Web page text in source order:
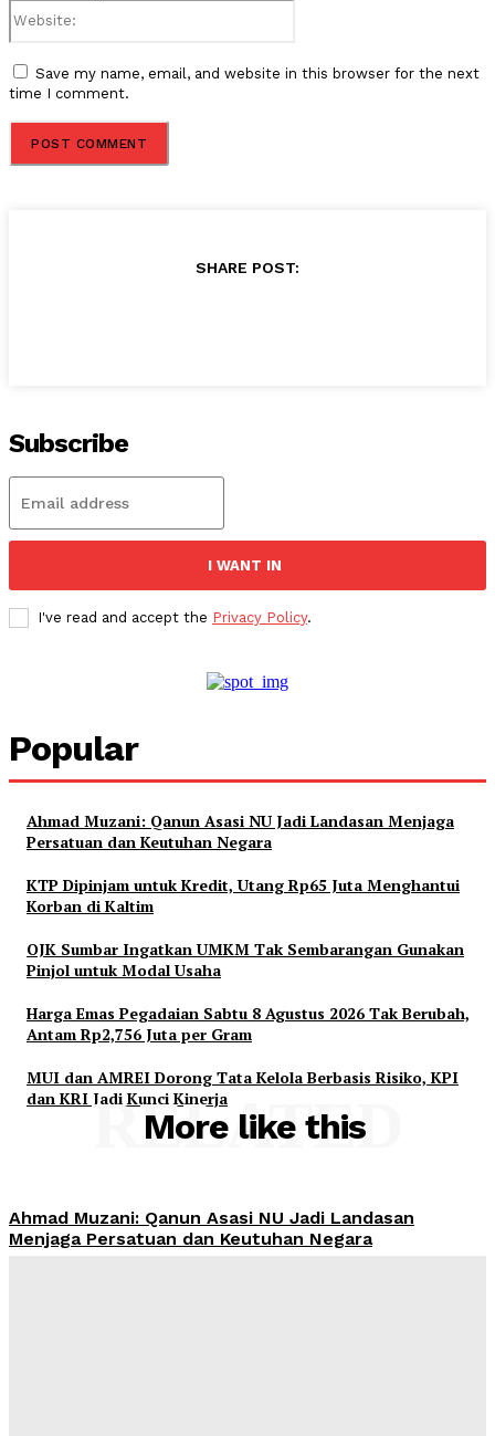
Save my name, email, and website in this browser for the next
time I comment.
SHARE POST:
Subscribe
I WANT IN
I've read and accept the Privacy Policy.
Popular
Ahmad Muzani: Qanun Asasi NU Jadi Landasan Menjaga
Persatuan dan Keutuhan Negara
KTP Dipinjam untuk Kredit, Utang Rp65 Juta Menghantui
Korban di Kaltim
OJK Sumbar Ingatkan UMKM Tak Sembarangan Gunakan
Pinjol untuk Modal Usaha
Harga Emas Pegadaian Sabtu 8 Agustus 2026 Tak Berubah,
Antam Rp2,756 Juta per Gram
MUI dan AMREI Dorong Tata Kelola Berbasis Risiko, KPI
dan KRI Jadi Kunci Kinerja
More like this
RELATED
Ahmad Muzani: Qanun Asasi NU Jadi Landasan
Menjaga Persatuan dan Keutuhan Negara